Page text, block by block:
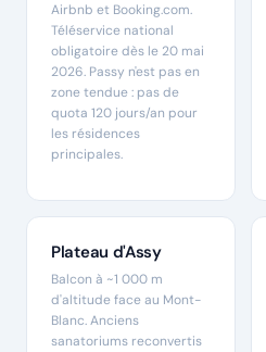
Airbnb et Booking.com.
Téléservice national
obligatoire dès le 20 mai
2026. Passy n'est pas en
zone tendue : pas de
quota 120 jours/an pour
les résidences
principales.
Plateau d'Assy
Balcon à ~1 000 m
d'altitude face au Mont-
Blanc. Anciens
sanatoriums reconvertis